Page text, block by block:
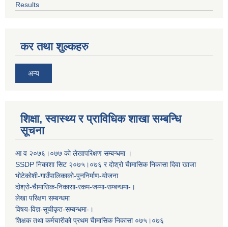
Results
कर तथा शुल्कहरु
अन्य
शिक्षा, स्वास्थ्य र प्राविधिक शाखा सम्बन्धि
सूचना
आ व २०७६।०७७ काे लेखापरिक्षण सम्बन्धमा ।
SSDP निकाशा सिट २०७५।०७६ र दोश्रो चैामासिक निकासा दिवा खाजा
भोटेकोशी-गाउँपालिकाको-पुननिर्माण-योजना
दोश्रो-चैामासिक-निकासा-रकम-जम्मा-सम्बन्धमा-।
लेखा परिक्षण सम्बन्धमा
विषय-विज्ञ-सूचीकृत-सम्बन्धमा-।
शिक्षक तथा कर्मचारीको प्रथम च‌ैामासिक निकासा ०७५।०७६